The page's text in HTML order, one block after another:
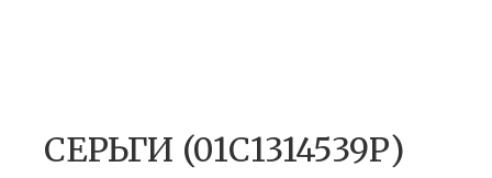
СЕРЬГИ (01С1314539Р)